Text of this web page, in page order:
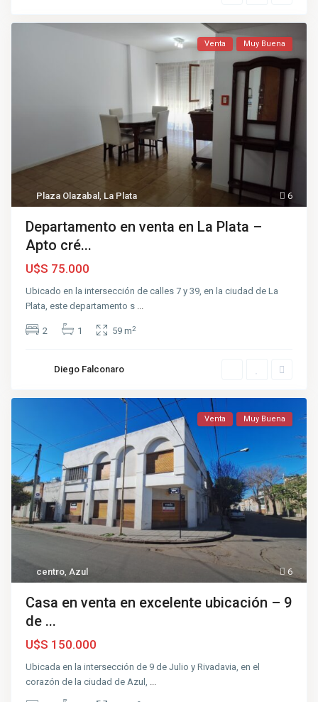
6
Plaza Olazabal, La Plata
Venta Muy Buena
Departamento en venta en La Plata –
Apto cré...
U$S 75.000
Ubicado en la intersección de calles 7 y 39, en la ciudad de La
Plata, este departamento s ...
2 1 59 m2
Diego Falconaro
6
centro,Azul
Venta Muy Buena
Casa en venta en excelente ubicación – 9
de ...
U$S 150.000
Ubicada en la intersección de 9 de Julio y Rivadavia, en el
corazón de la ciudad de Azul, ...